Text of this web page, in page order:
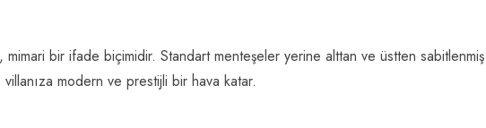
bir ifade biçimidir. Standart menteşeler yerine alttan ve üstten sabitlenmiş
modern ve prestijli bir hava katar.